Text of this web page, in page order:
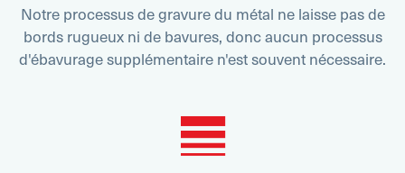
Notre processus de gravure du métal ne laisse pas de
bords rugueux ni de bavures, donc aucun processus
d'ébavurage supplémentaire n'est souvent nécessaire.